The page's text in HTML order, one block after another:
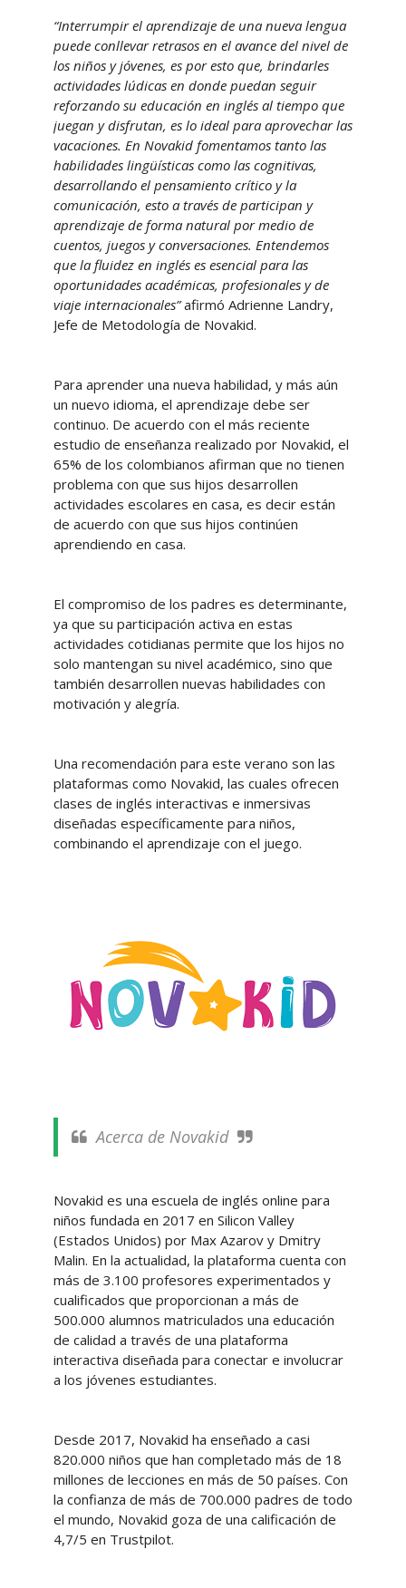
“Interrumpir el aprendizaje de una nueva lengua
puede conllevar retrasos en el avance del nivel de
los niños y jóvenes, es por esto que, brindarles
actividades lúdicas en donde puedan seguir
reforzando su educación en inglés al tiempo que
juegan y disfrutan, es lo ideal para aprovechar las
vacaciones. En Novakid fomentamos tanto las
habilidades lingüísticas como las cognitivas,
desarrollando el pensamiento crítico y la
comunicación, esto a través de participan y
aprendizaje de forma natural por medio de
cuentos, juegos y conversaciones. Entendemos
que la fluidez en inglés es esencial para las
oportunidades académicas, profesionales y de
viaje internacionales”afirmó Adrienne Landry,
Jefe de Metodología de Novakid.
Para aprender una nueva habilidad, y más aún
un nuevo idioma, el aprendizaje debe ser
continuo. De acuerdo con el más reciente
estudio de enseñanza realizado por Novakid, el
65% de los colombianos afirman que no tienen
problema con que sus hijos desarrollen
actividades escolares en casa, es decir están
de acuerdo con que sus hijos continúen
aprendiendo en casa.
El compromiso de los padres es determinante,
ya que su participación activa en estas
actividades cotidianas permite que los hijos no
solo mantengan su nivel académico, sino que
también desarrollen nuevas habilidades con
motivación y alegría.
Una recomendación para este verano son las
plataformas como Novakid, las cuales ofrecen
clases de inglés interactivas e inmersivas
diseñadas específicamente para niños,
combinando el aprendizaje con el juego.
Acerca de Novakid
Novakid es una escuela de inglés online para
niños fundada en 2017 en Silicon Valley
(Estados Unidos) por Max Azarov y Dmitry
Malin. En la actualidad, la plataforma cuenta con
más de 3.100 profesores experimentados y
cualificados que proporcionan a más de
500.000 alumnos matriculados una educación
de calidad a través de una plataforma
interactiva diseñada para conectar e involucrar
a los jóvenes estudiantes.
Desde 2017, Novakid ha enseñado a casi
820.000 niños que han completado más de 18
millones de lecciones en más de 50 países. Con
la confianza de más de 700.000 padres de todo
el mundo, Novakid goza de una calificación de
4,7/5 en Trustpilot.